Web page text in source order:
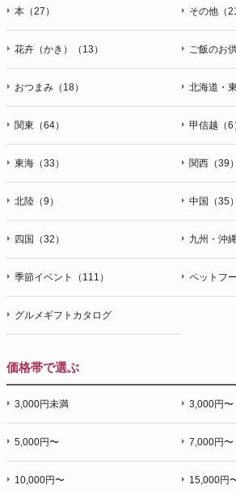
本（27） その他（
花卉（かき）（13） ご飯のお
おつまみ（18） 北海道・
関東（64） 甲信越（6
東海（33） 関西（39）
北陸（9） 中国（35）
四国（32） 九州・沖
季節イベント（111） ペットフ
グルメギフトカタログ
価格帯で選ぶ
3,000円未満 3,000円〜
5,000円〜 7,000円〜
10,000円〜 15,000円